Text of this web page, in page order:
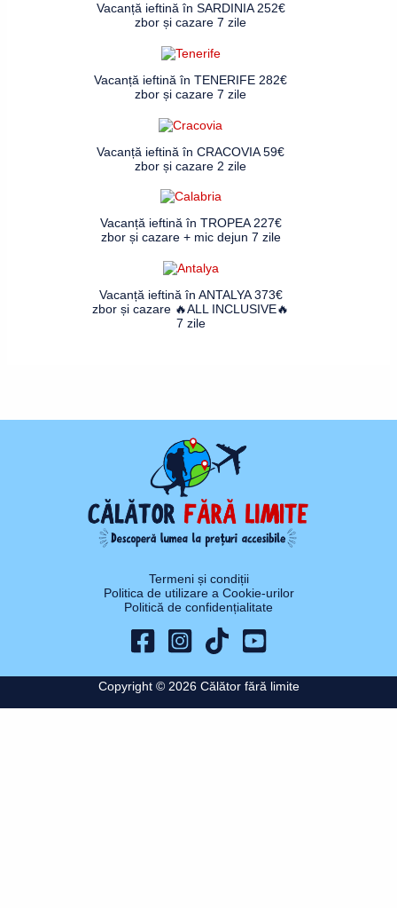
Vacanță ieftină în SARDINIA 252€
zbor și cazare 7 zile
Vacanță ieftină în TENERIFE 282€
zbor și cazare 7 zile
Vacanță ieftină în CRACOVIA 59€
zbor și cazare 2 zile
Vacanță ieftină în TROPEA 227€
zbor și cazare + mic dejun 7 zile
Vacanță ieftină în ANTALYA 373€
zbor și cazare 🔥ALL INCLUSIVE🔥
7 zile
Termeni și condiții
Politica de utilizare a Cookie-urilor
Politică de confidențialitate
Copyright © 2026 Călător fără limite